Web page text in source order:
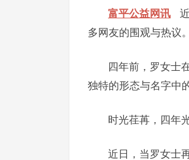
富平公益网讯
多网友的围观与热议。
四年前，罗女士
独特的形态与名字中
时光荏苒，四年
近日，当罗女士